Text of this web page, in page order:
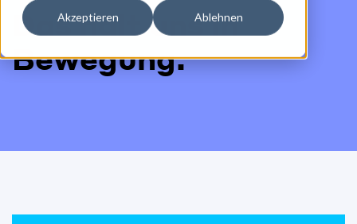
Akzeptieren Ablehnen
Das hält uns in
Bewegung.